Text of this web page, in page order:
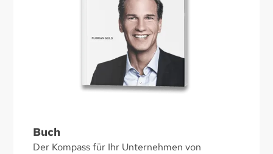
Buch
Der Kompass für Ihr Unternehmen von